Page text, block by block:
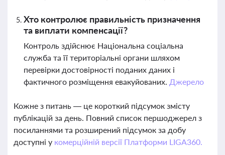
Хто контролює правильність призначення
та виплати компенсації?
Контроль здійснює Національна соціальна
служба та її територіальні органи шляхом
перевірки достовірності поданих даних і
фактичного розміщення евакуйованих. Джерело
Кожне з питань — це короткий підсумок змісту
публікацій за день. Повний список першоджерел з
посиланнями та розширений підсумок за добу
доступні у комерційній версії Платформи LIGA360.